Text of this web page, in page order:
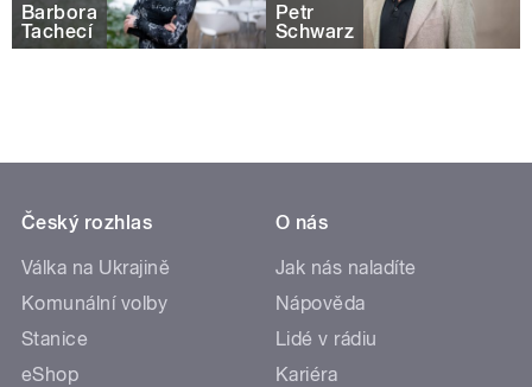
Barbora
Tachecí
Petr
Schwarz
Český rozhlas
Válka na Ukrajině
Komunální volby
Stanice
eShop
O nás
Jak nás naladíte
Nápověda
Lidé v rádiu
Kariéra